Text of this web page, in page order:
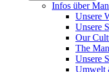
Infos über
Unsere
Unsere
Our
The
Unsere
Umwelt